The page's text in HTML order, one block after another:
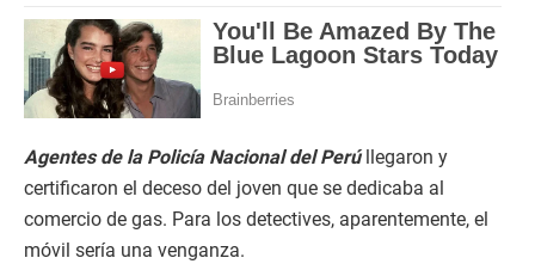
Agentes de la Policía Nacional del Perúllegaron y
certificaron el deceso del joven que se dedicaba al
comercio de gas. Para los detectives, aparentemente, el
móvil sería una venganza.